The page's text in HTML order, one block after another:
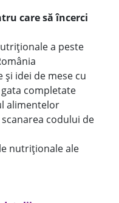
care să încerci
a peste
și idei de mese cu
completate
alimentelor
codului de
nutriționale ale